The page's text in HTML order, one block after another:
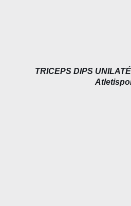
TRICEPS DIPS